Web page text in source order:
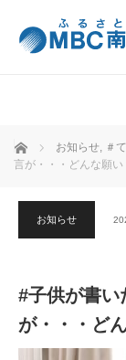
ホーム お知らせ, ＃
言が・・・どんな願い
お知らせ
#子供が書い
が・・・ど